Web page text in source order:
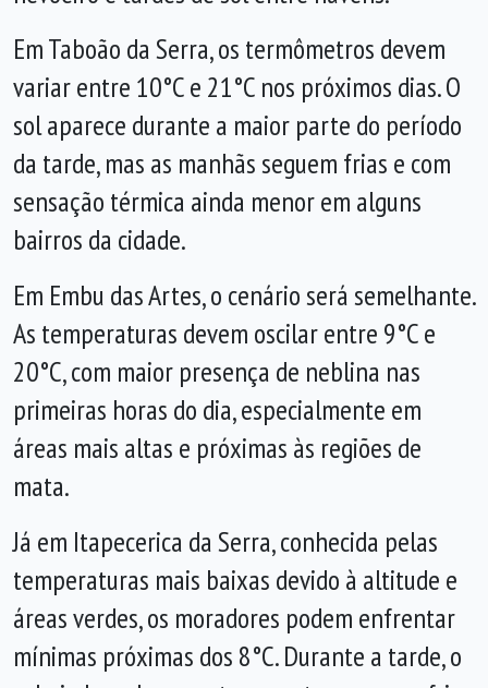
Em Taboão da Serra, os termômetros devem
variar entre 10°C e 21°C nos próximos dias. O
sol aparece durante a maior parte do período
da tarde, mas as manhãs seguem frias e com
sensação térmica ainda menor em alguns
bairros da cidade.
Em Embu das Artes, o cenário será semelhante.
As temperaturas devem oscilar entre 9°C e
20°C, com maior presença de neblina nas
primeiras horas do dia, especialmente em
áreas mais altas e próximas às regiões de
mata.
Já em Itapecerica da Serra, conhecida pelas
temperaturas mais baixas devido à altitude e
áreas verdes, os moradores podem enfrentar
mínimas próximas dos 8°C. Durante a tarde, o